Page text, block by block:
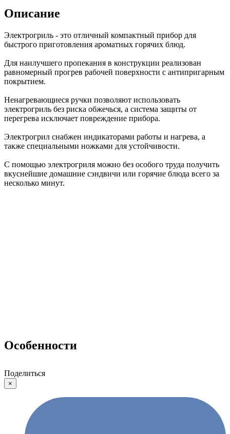
Описание
Электрогриль - это отличный компактный прибор для
быстрого приготовления ароматных горячих блюд.
Для наилучшего пропекания в конструкции реализован
равномерный прогрев рабочей поверхности с антипригарным
покрытием.
Ненагревающиеся ручки позволяют использовать
электрогриль без риска обжечься, а система защиты от
перегрева исключает повреждение прибора.
Электрогрил снабжен индикаторами работы и нагрева, а
также специальными ножками для устойчивости.
С помощью электрогриля можно без особого труда получить
вкуснейшие домашние сэндвичи или горячие блюда всего за
несколько минут.
Особенности
Поделиться
×